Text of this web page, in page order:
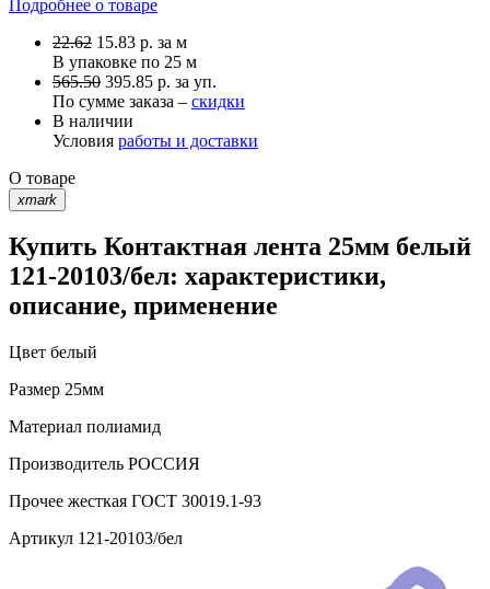
Подробнее о товаре
22.62 15.83 р. за м
В упаковке по 25 м
565.50 395.85 р. за уп.
По сумме заказа – скидки
В наличии
Условия работы и доставки
О товаре
xmark
Купить Контактная лента 25мм белый
121-20103/бел: характеристики,
описание, применение
Цвет белый
Размер 25мм
Материал полиамид
Производитель РОССИЯ
Прочее жесткая ГОСТ 30019.1-93
Артикул 121-20103/бел